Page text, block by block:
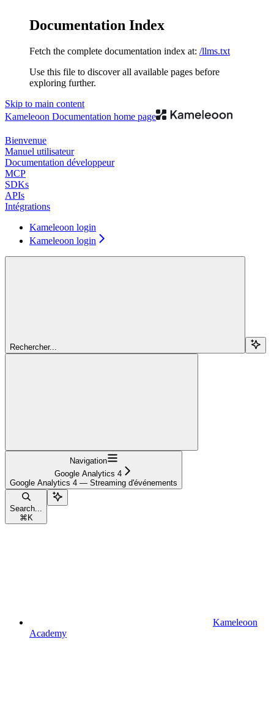
Documentation Index
Fetch the complete documentation index at: /llms.txt
Use this file to discover all available pages before
exploring further.
Skip to main content
Kameleoon Documentation home page
Bienvenue
Manuel utilisateur
Documentation développeur
MCP
SDKs
APIs
Intégrations
Kameleoon login
Kameleoon login
Rechercher...
Navigation
Google Analytics 4
Google Analytics 4 — Streaming d'événements
Search...
⌘ K
Kameleoon
Academy